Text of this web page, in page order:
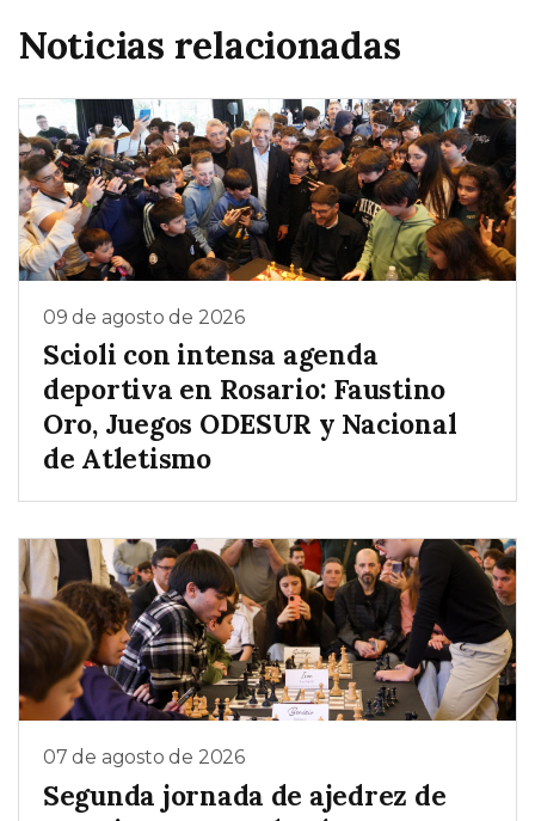
Noticias relacionadas
09 de agosto de 2026
Scioli con intensa agenda
deportiva en Rosario: Faustino
Oro, Juegos ODESUR y Nacional
de Atletismo
07 de agosto de 2026
Segunda jornada de ajedrez de